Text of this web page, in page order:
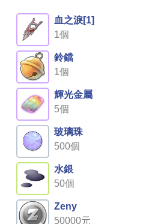
血之淚[1]
1個
鈴鐺
1個
輝光金屬
5個
玻璃珠
500個
水銀
50個
Zeny
50000元